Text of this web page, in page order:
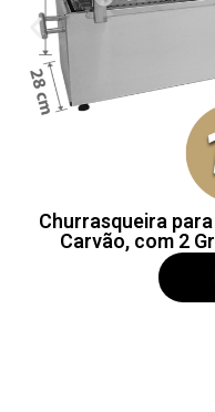
Churrasqueira
Carvão, com 2